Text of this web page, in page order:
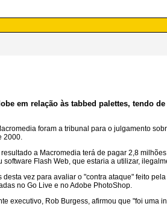
em relação às tabbed palettes, tendo
foram a tribunal para o julgamento
2000.
resultado a Macromedia terá de pagar 2,8
Flash Web, que estaria a utilizar,
vez para avaliar o "contra ataque" feito
no Go Live e no Adobe PhotoShop.
executivo, Rob Burgess, afirmou que "foi uma